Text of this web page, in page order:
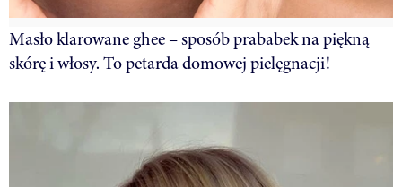
Masło klarowane ghee – sposób prababek na piękną
skórę i włosy. To petarda domowej pielęgnacji!